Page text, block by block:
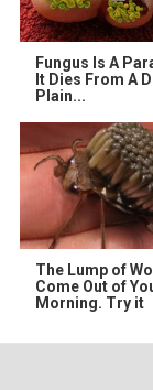
Fungus Is A
It Dies From A
Plain...
The Lump of
Come Out of
Morning. Try it